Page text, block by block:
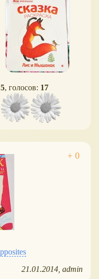
5, голосов: 17
21.01.2014 admin